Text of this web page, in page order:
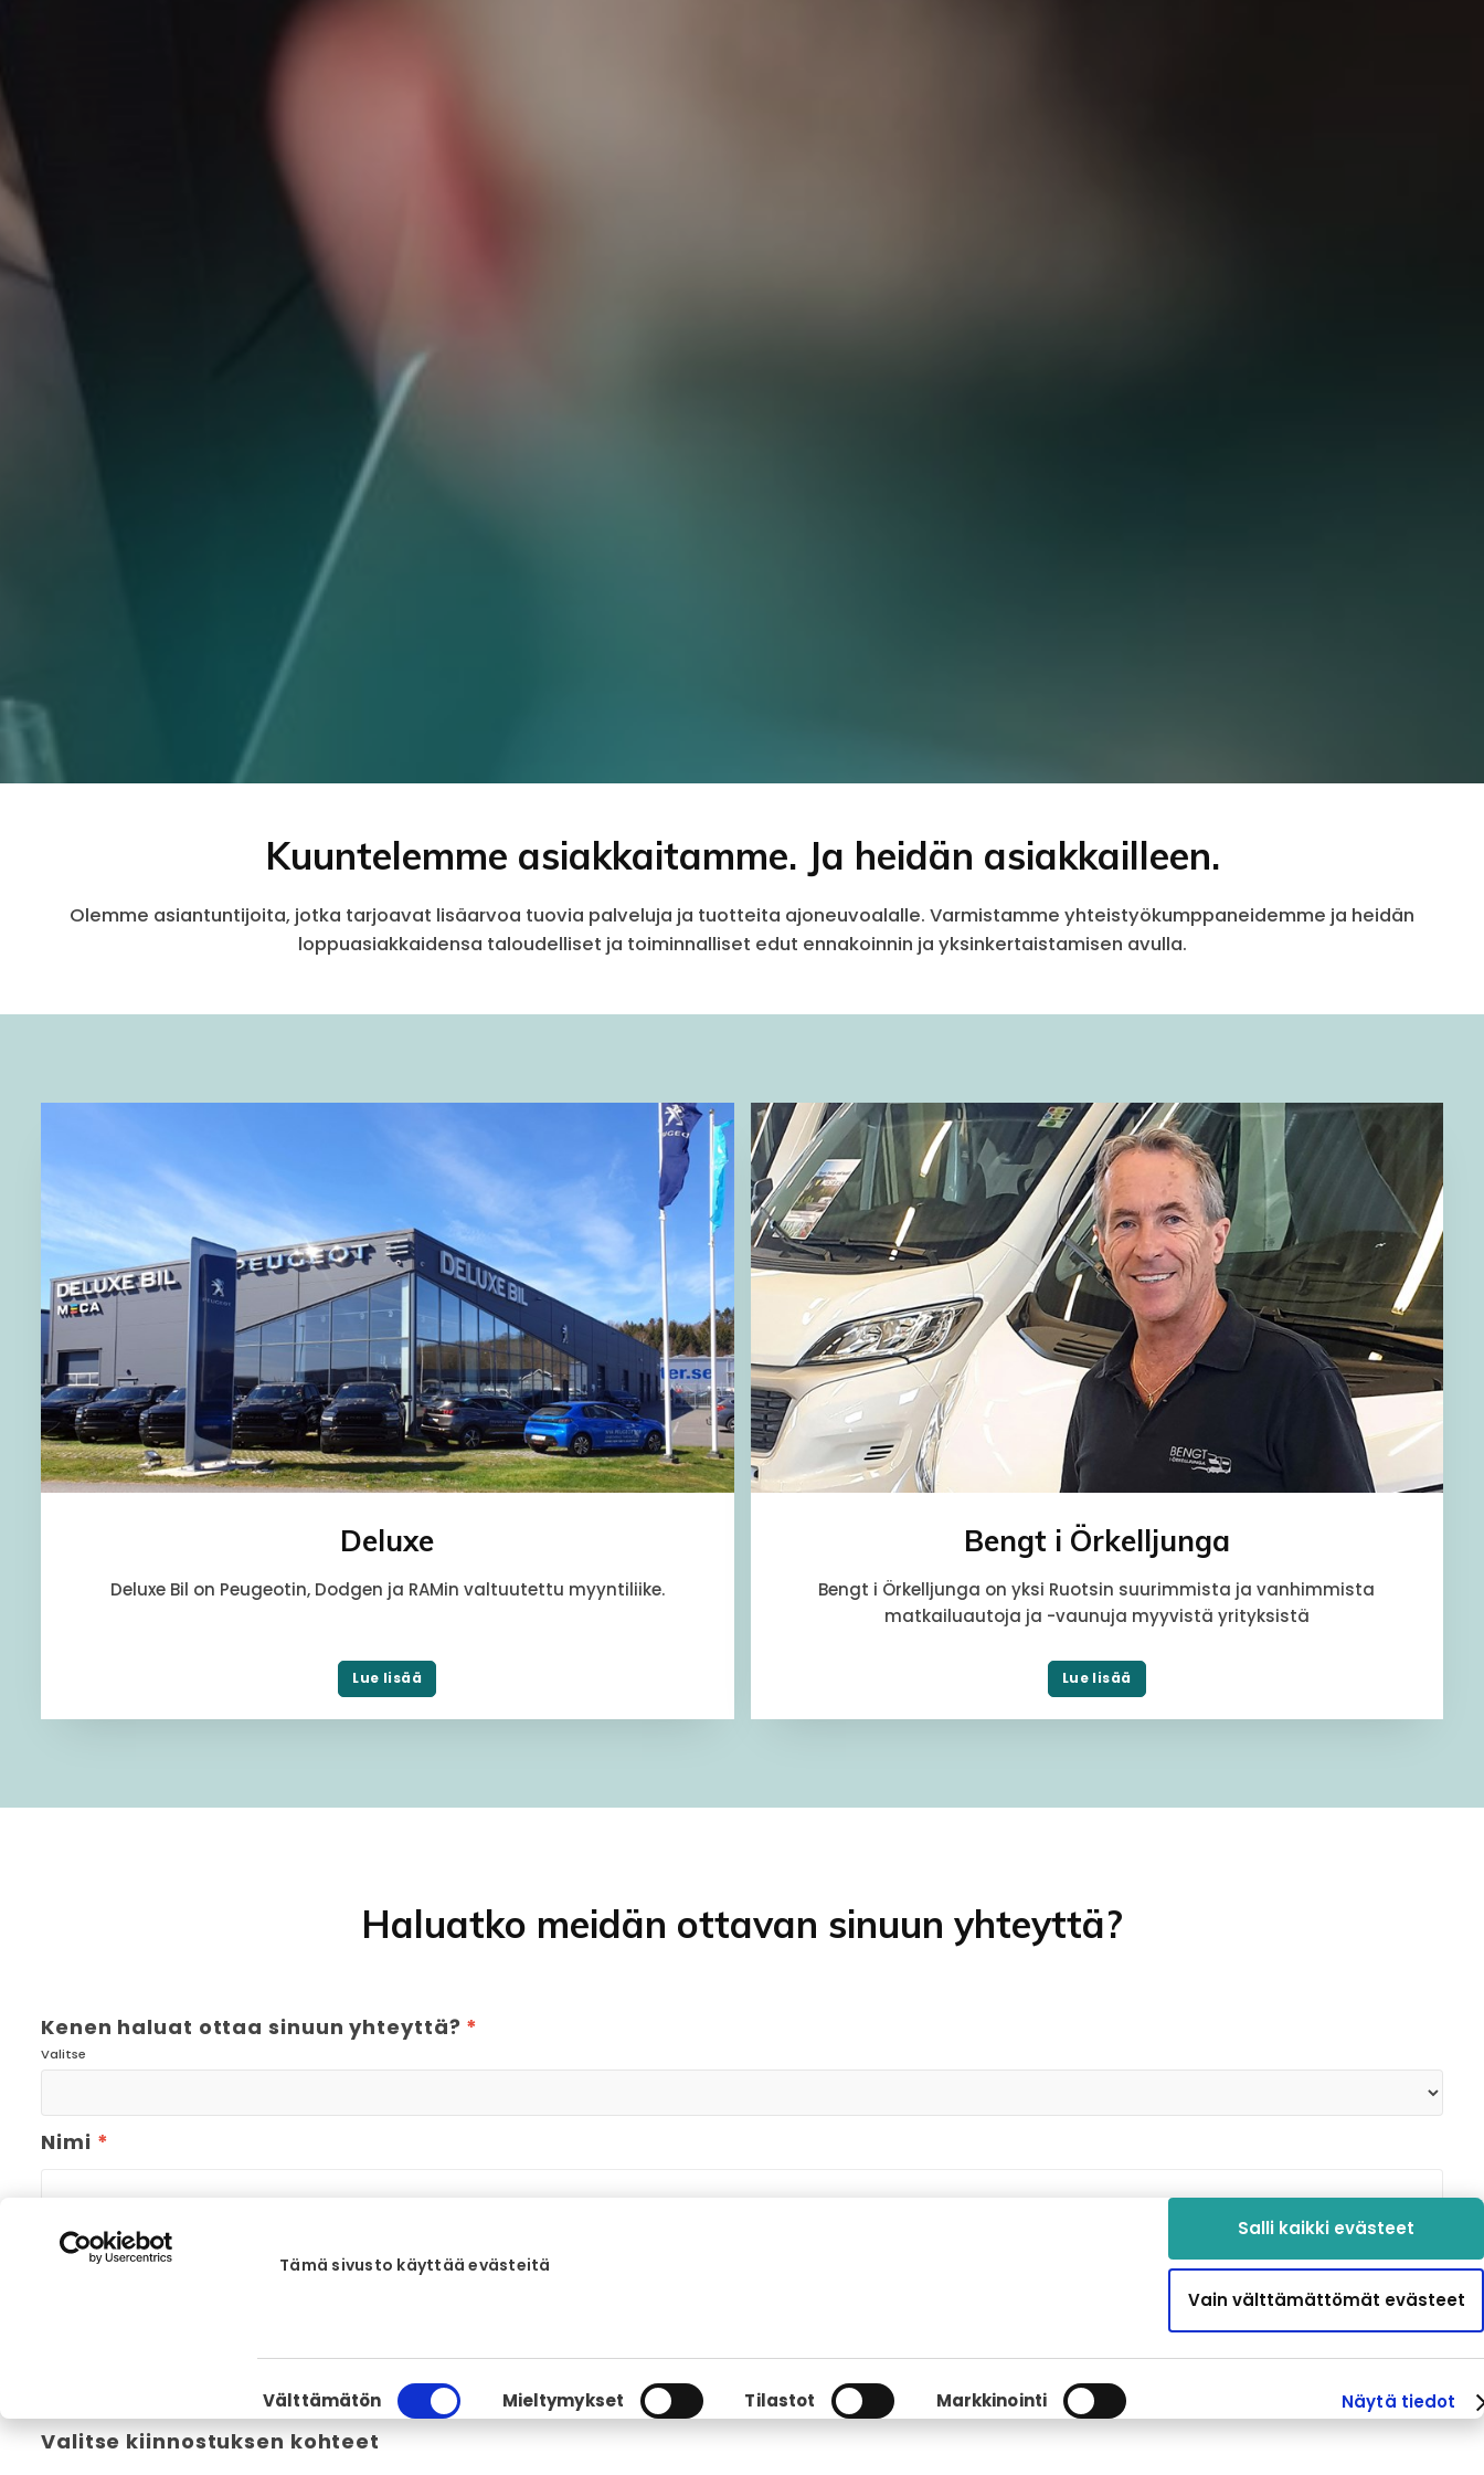
Tämä sivusto käyttää evästeitä
Suostumuksen
valinta
Välttämätön Mieltymykset Tilastot Markkinointi Näytä tiedot
Salli kaikki evästeet
Vain välttämättömät evästeet
Kuuntelemme asiakkaitamme. Ja heidän asiakkailleen.
Olemme asiantuntijoita, jotka tarjoavat lisäarvoa tuovia palveluja ja tuotteita ajoneuvoalalle. Varmistamme yhteistyökumppaneidemme ja heidän
loppuasiakkaidensa taloudelliset ja toiminnalliset edut ennakoinnin ja yksinkertaistamisen avulla.
Deluxe
Deluxe Bil on Peugeotin, Dodgen ja RAMin valtuutettu myyntiliike.
Lue lisää
Bengt i Örkelljunga
Bengt i Örkelljunga on yksi Ruotsin suurimmista ja vanhimmista
matkailuautoja ja -vaunuja myyvistä yrityksistä
Lue lisää
Haluatko meidän ottavan sinuun yhteyttä?
Kenen haluat ottaa sinuun yhteyttä? *
Valitse
Nimi *
Sähköposti / puhelinnumero
Valitse kiinnostuksen kohteet